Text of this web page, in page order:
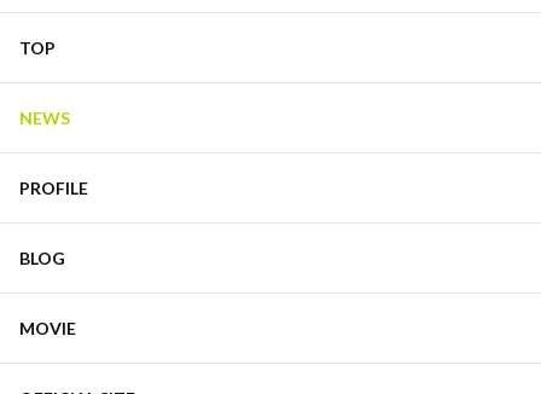
TOP
NEWS
PROFILE
BLOG
MOVIE